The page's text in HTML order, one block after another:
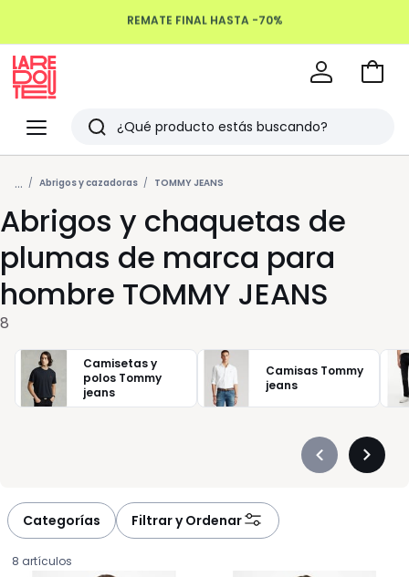
REMATE FINAL HASTA -70%
Devoluciones hasta 100 días
Menu
Redoute
Buscar
Últimos
artículos
vistos
Ir
... Abrigos y cazadoras TOMMY JEANS
Abrigos y chaquetas de
plumas de marca para
hombre TOMMY JEANS
8
Camisetas y
polos Tommy
jeans
Camisas Tommy
jeans
Précédent
Categorías Filtrar y Ordenar
8 artículos